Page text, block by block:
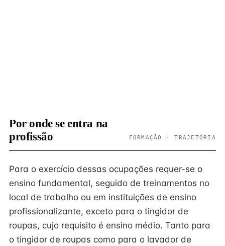
Por onde se entra na
profissão
FORMAÇÃO · TRAJETÓRIA
Para o exercício dessas ocupações requer-se o
ensino fundamental, seguido de treinamentos no
local de trabalho ou em instituições de ensino
profissionalizante, exceto para o tingidor de
roupas, cujo requisito é ensino médio. Tanto para
o tingidor de roupas como para o lavador de